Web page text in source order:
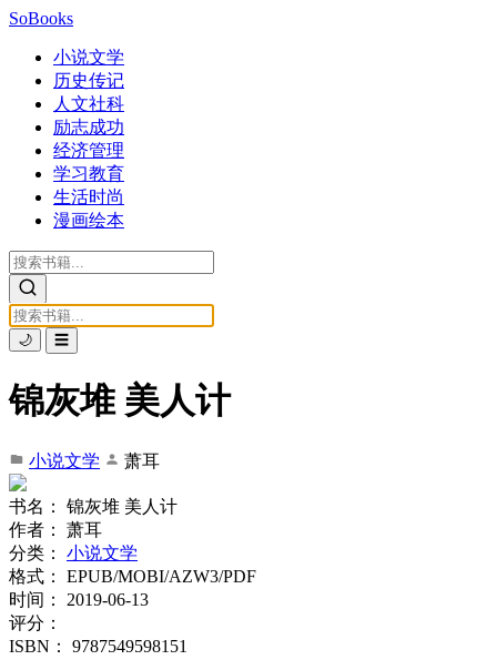
SoBooks
小说文学
历史传记
人文社科
励志成功
经济管理
学习教育
生活时尚
漫画绘本
🌙 ☰
锦灰堆 美人计
小说文学 萧耳
书名：
锦灰堆 美人计
作者：
萧耳
分类：
小说文学
格式：
EPUB/MOBI/AZW3/PDF
时间：
2019-06-13
评分：
ISBN：
9787549598151